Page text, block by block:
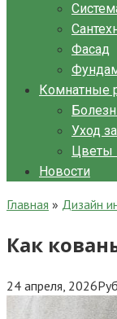
Фасад
Комнатные
Уход
Цветы
Новости
Главная » Дизайн
Как
24 апреля, 2026